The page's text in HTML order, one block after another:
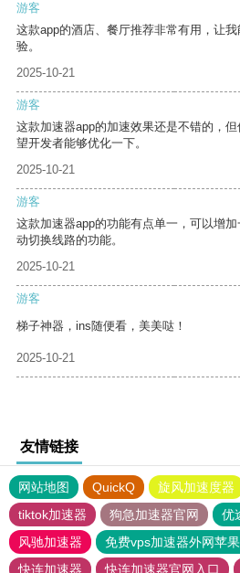
游客
这款app的酒店、餐厅推荐非常有用，让
验。
2025-10-21
游客
这款加速器app的加速效果还是不错的，
望开发者能够优化一下。
2025-10-21
游客
这款加速器app的功能有点单一，可以增
动切换线路的功能。
2025-10-21
游客
梯子神器，ins随便看，美美哒！
2025-10-21
友情链接
网站地图 QuickQ 旋风加速度器
tiktok加速器
狗急加速器官网
优
风驰加速器
免费vps加速器外网苹
快连加速器
快连加速器官网入口